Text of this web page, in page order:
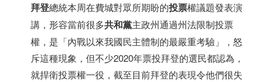
拜登總統本周在費城對眾所期盼的投票權議題發表演
講，形容當前很多共和黨主政州通過州法限制投票
權，是「內戰以來我國民主體制的最嚴重考驗」，怒
斥這種現象，但不少2020年票投拜登的選民都認為，
就捍衛投票權一役，截至目前拜登的表現令他們很失